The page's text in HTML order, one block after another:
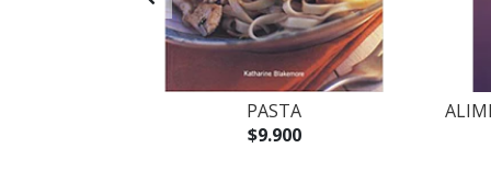
PASTA
$9.900